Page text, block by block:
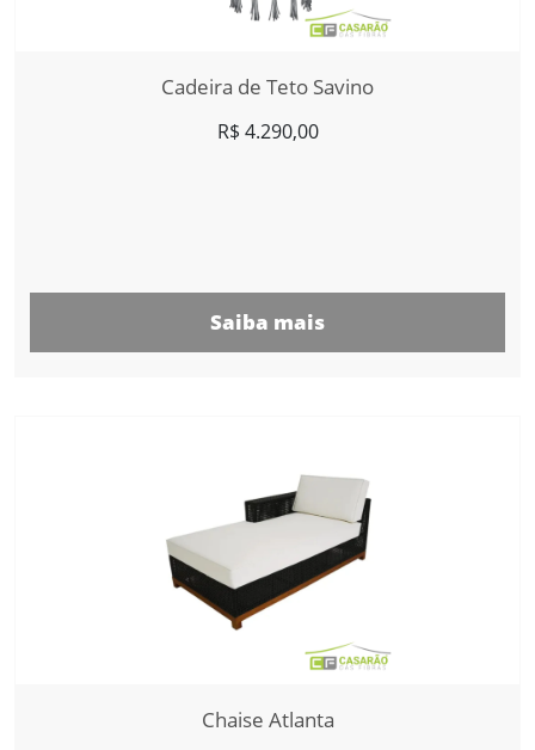
Cadeira de Teto Savino
R$ 4.290,00
Saiba mais
Chaise Atlanta